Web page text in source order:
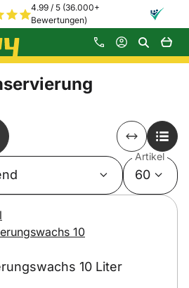
4.99 / 5 (36.000+
Bewertungen)
springen
Artikel
60
10 Liter